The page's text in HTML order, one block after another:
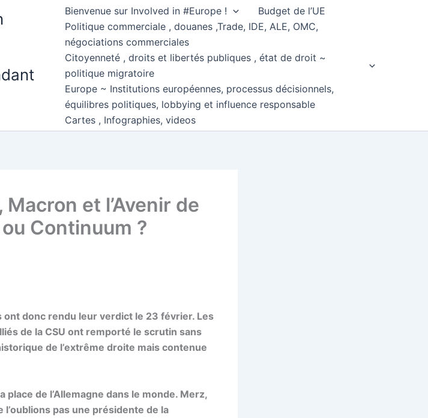
Bienvenue sur Involved in #Europe !
Budget de l’UE
Politique commerciale , douanes ,Trade, IDE, ALE, OMC,
négociations commerciales
Citoyenneté , droits et libertés publiques , état de droit ~
politique migratoire
Europe ~ Institutions européennes, processus décisionnels,
équilibres politiques, lobbying et influence responsable
Cartes , Infographies, videos
et l’Avenir de
Continuum ?
donc rendu leur verdict le 23 février. Les
de la CSU ont remporté le scrutin sans
de l’extrême droite mais contenue
place de l’Allemagne dans le monde. Merz,
pas une présidente de la